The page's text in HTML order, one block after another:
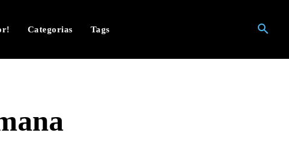
Categorias Tags